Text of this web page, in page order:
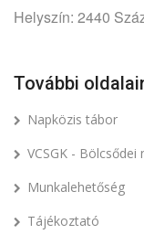
Helyszín: 2440
További
Napközis tábor
VCSGK - Bölcsődei
Munkalehetőség
Tájékoztató